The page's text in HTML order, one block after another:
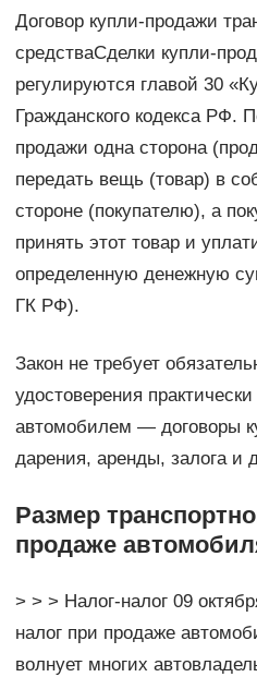
Договор купли-продажи
средстваСделки купли-
регулируются главой 30
Гражданского кодекса РФ.
продажи одна сторона
передать вещь (товар) в
стороне (покупателю), а
принять этот товар и
определенную денежную
ГК РФ).
Закон не требует
удостоверения
автомобилем — договоры
дарения, аренды, залога и
Размер
продаже
> > > Налог-налог 09
налог при продаже
волнует многих